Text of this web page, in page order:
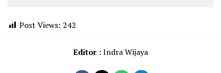
Post Views: 242
Editor :Indra Wijaya